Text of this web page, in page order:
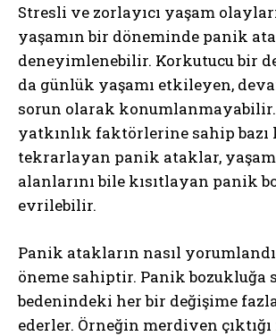
Stresli ve zorlayıcı yaşam
yaşamın bir döneminde panik
deneyimlenebilir. Korkutucu bir
da günlük yaşamı etkileyen,
sorun olarak
yatkınlık faktörlerine sahip bazı
tekrarlayan panik ataklar,
alanlarını bile kısıtlayan panik
evrilebilir.
Panik atakların nasıl
öneme sahiptir. Panik bozukluğa
bedenindeki her bir değişime
ederler. Örneğin merdiven